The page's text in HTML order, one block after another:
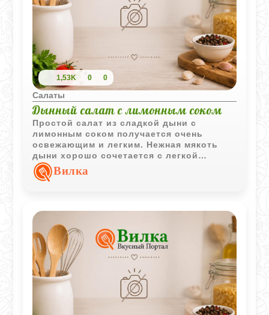
1,53K 0 0
Салаты
Дынный салат с лимонным соком
Простой салат из сладкой дыни с
лимонным соком получается очень
освежающим и легким. Нежная мякоть
дыни хорошо сочетается с легкой
цитрусовой кислинкой и прохладной
подачей.
Вилка